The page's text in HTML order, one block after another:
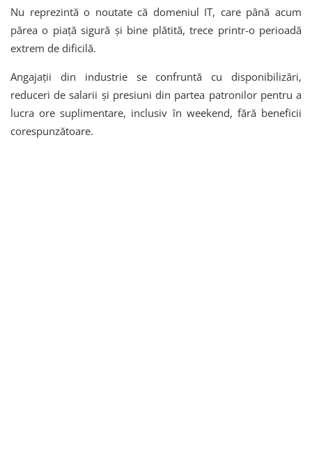
Nu reprezintă o noutate că domeniul IT, care până acum
părea o piață sigură și bine plătită, trece printr-o perioadă
extrem de dificilă.
Angajații din industrie se confruntă cu disponibilizări,
reduceri de salarii și presiuni din partea patronilor pentru a
lucra ore suplimentare, inclusiv în weekend, fără beneficii
corespunzătoare.